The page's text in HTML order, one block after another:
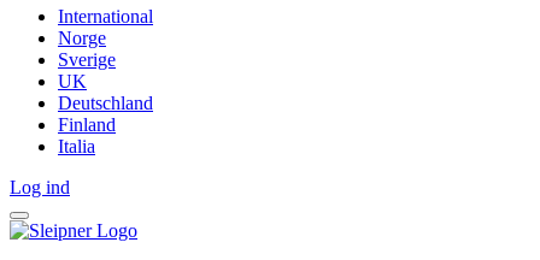
International
Norge
Sverige
UK
Deutschland
Finland
Italia
Log ind